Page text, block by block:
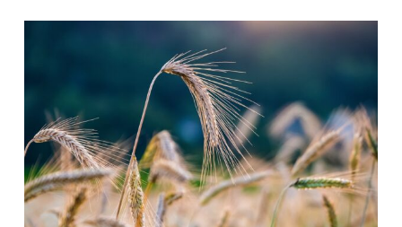
rentables
para
menos
de
1